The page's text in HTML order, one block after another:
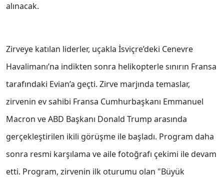
alınacak.
Zirveye katılan liderler, uçakla İsviçre’deki Cenevre
Havalimanı’na indikten sonra helikopterle sınırın Fransa
tarafındaki Evian’a geçti. Zirve marjında temaslar,
zirvenin ev sahibi Fransa Cumhurbaşkanı Emmanuel
Macron ve ABD Başkanı Donald Trump arasında
gerçekleştirilen ikili görüşme ile başladı. Program daha
sonra resmi karşılama ve aile fotoğrafı çekimi ile devam
etti. Program, zirvenin ilk oturumu olan "Büyük